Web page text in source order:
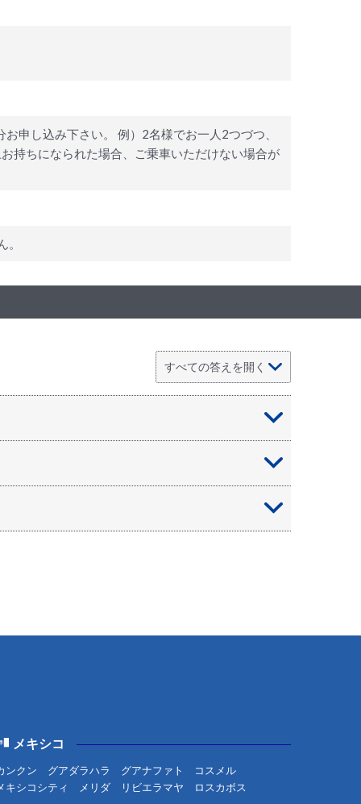
申し込み下さい。 例）2名様でお一人2つづつ、
持ちになられた場合、ご乗車いただけない場合が
し付けください。ホテルもH.I.S.だけのお得な料
メキシコ
ンクン グアダラハラ グアナファト
コスメル
キシコシティ
メリダ リビエラマヤ ロスカボス